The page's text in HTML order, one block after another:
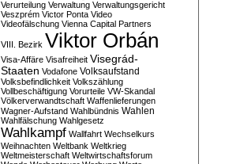
Verurteilung Verwaltung Verwaltungsgericht
Veszprém Victor Ponta Video
Videofälschung Vienna Capital Partners
VIII. Bezirk Viktor Orbán
Visa-Affäre Visafreiheit Visegrád-
Staaten Vodafone Volksaufstand
Volksbefindlichkeit Volkszählung
Vollbeschäftigung Vorurteile VW-Skandal
Völkerverwandtschaft Waffenlieferungen
Wagner-Aufstand Wahlbündnis Wahlen
Wahlfälschung Wahlgesetz
Wahlkampf Wallfahrt Wechselkurs
Weihnachten Weltbank Weltkrieg
Weltmeisterschaft Weltwirtschaftsforum